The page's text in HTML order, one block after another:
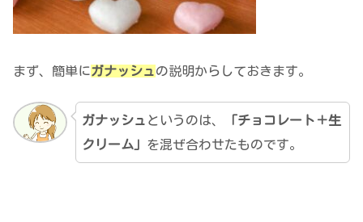
まず、簡単にガナッシュの説明からしておきます。
ガナッシュ というのは、
「チョコレート＋生
クリーム」 を混ぜ合わせたものです。